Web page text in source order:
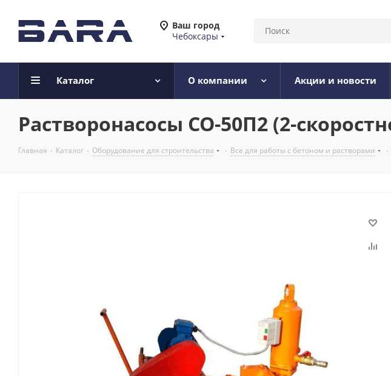
Ваш город
Чебоксары
Каталог О компании Акции и новости
Растворонасосы СО-50П2 (2-
Главная - Каталог - Оборудование для строительства - Все для работы с бетоном и растворами -